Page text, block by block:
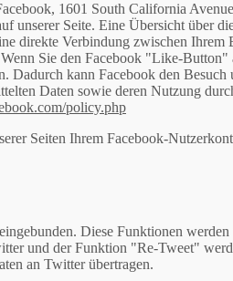
1601 South California
Seite. Eine Übersicht über
direkte Verbindung zwischen
Sie den Facebook "Like-
Dadurch kann Facebook den
Daten sowie deren Nutzung
policy.php
Seiten Ihrem Facebook-
Diese Funktionen
und der Funktion "Re-Tweet"
an Twitter übertragen.